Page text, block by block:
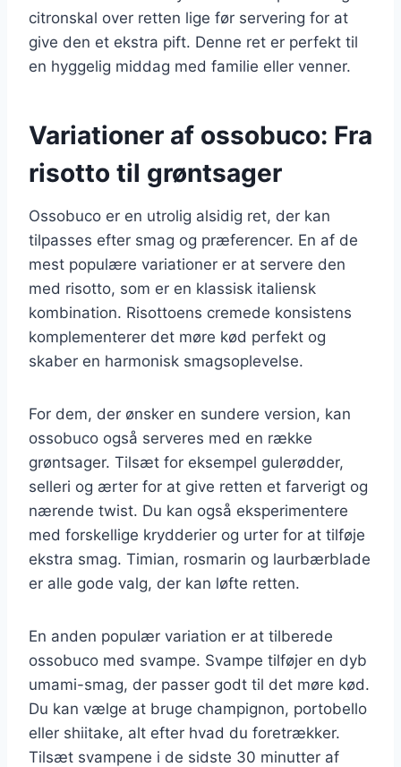
citronskal over retten lige før servering for at
give den et ekstra pift. Denne ret er perfekt til
en hyggelig middag med familie eller venner.
Variationer af ossobuco: Fra
risotto til grøntsager
Ossobuco er en utrolig alsidig ret, der kan
tilpasses efter smag og præferencer. En af de
mest populære variationer er at servere den
med risotto, som er en klassisk italiensk
kombination. Risottoens cremede konsistens
komplementerer det møre kød perfekt og
skaber en harmonisk smagsoplevelse.
For dem, der ønsker en sundere version, kan
ossobuco også serveres med en række
grøntsager. Tilsæt for eksempel gulerødder,
selleri og ærter for at give retten et farverigt og
nærende twist. Du kan også eksperimentere
med forskellige krydderier og urter for at tilføje
ekstra smag. Timian, rosmarin og laurbærblade
er alle gode valg, der kan løfte retten.
En anden populær variation er at tilberede
ossobuco med svampe. Svampe tilføjer en dyb
umami-smag, der passer godt til det møre kød.
Du kan vælge at bruge champignon, portobello
eller shiitake, alt efter hvad du foretrækker.
Tilsæt svampene i de sidste 30 minutter af